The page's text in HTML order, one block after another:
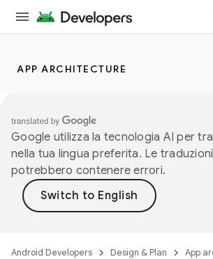
APP ARCHITECTURE
Google utilizza la tecnologia AI per
nella tua lingua preferita. Le
potrebbero contenere errori.
Android Developers Design & Plan App